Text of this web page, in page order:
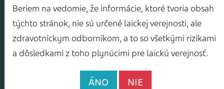
Mám záujem o zasielanie odborného
spravodajcu
Beriem na vedomie, že informácie, ktoré tvoria obsah
týchto stránok, nie sú určené laickej verejnosti, ale
zdravotníckym odborníkom, a to so všetkými rizikami
a dôsledkami z toho plynúcimi pre laickú verejnosť.
ÁNO NIE